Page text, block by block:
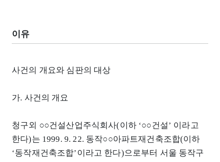
이유
사건의 개요와 심판의 대상
가. 사건의 개요
청구외 ○○건설산업주식회사(이하 ‘○○건설’ 이라고
한다)는 1999. 9. 22. 동작○○아파트재건축조합(이하
‘동작재건축조합’이라고 한다)으로부터 서울 동작구